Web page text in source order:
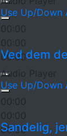
Use Up/Down
00:00
00:00
00:00
Use Up/Down
Ved dem
Audio Player
00:00
00:00
00:00
Sandelig,